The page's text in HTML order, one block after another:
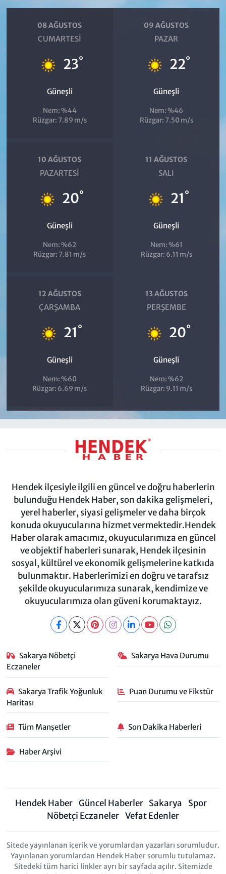
08 AĞUSTOS
CUMARTESI
23°
Güneşli
Nem: %44
Rüzgar: 7.89 m/s
09 AĞUSTOS
PAZAR
22°
Güneşli
Nem: %46
Rüzgar: 7.50 m/s
10 AĞUSTOS
PAZARTESI
20°
Güneşli
Nem: %62
Rüzgar: 7.81 m/s
11 AĞUSTOS
SALI
21°
Güneşli
Nem: %61
Rüzgar: 6.11 m/s
12 AĞUSTOS
ÇARŞAMBA
21°
Güneşli
Nem: %60
Rüzgar: 6.69 m/s
13 AĞUSTOS
PERŞEMBE
20°
Güneşli
Nem: %62
Rüzgar: 9.11 m/s
Hendek ilçesiyle ilgili en güncel ve doğru haberlerin
bulunduğu Hendek Haber, son dakika gelişmeleri,
yerel haberler, siyasi gelişmeler ve daha birçok
konuda okuyucularına hizmet vermektedir.Hendek
Haber olarak amacımız, okuyucularımıza en güncel
ve objektif haberleri sunarak, Hendek ilçesinin
sosyal, kültürel ve ekonomik gelişmelerine katkıda
bulunmaktır. Haberlerimizi en doğru ve tarafsız
şekilde okuyucularımıza sunarak, kendimize ve
okuyucularımıza olan güveni korumaktayız.
Sakarya Nöbetçi
Eczaneler
Sakarya Hava Durumu
Sakarya Trafik Yoğunluk
Haritası
Puan Durumu ve Fikstür
Tüm Manşetler Son Dakika Haberleri
Haber Arşivi
Hendek Haber Güncel Haberler Sakarya
Spor
Nöbetçi Eczaneler Vefat Edenler
Sitede yayınlanan içerik ve yorumlardan yazarları sorumludur.
Yayınlanan yorumlardan Hendek Haber sorumlu tutulamaz.
Sitedeki tüm harici linkler ayrı bir sayfada açılır. Sitemizde